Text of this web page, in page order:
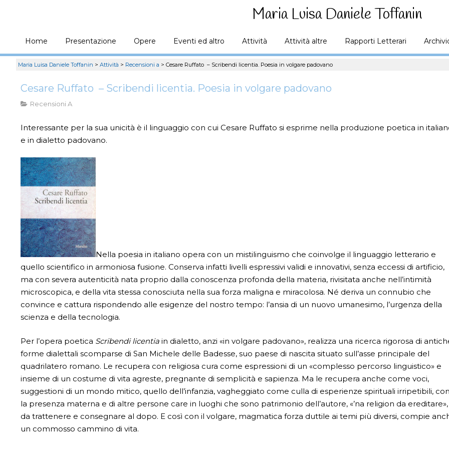
Maria Luisa Daniele Toffanin
Home Presentazione Opere Eventi ed altro Attività Attività altre Rapporti Letterari
Maria Luisa Daniele Toffanin > Attività > Recensioni a > Cesare Ruffato – Scribendi licentia. Poesia in volgare padovano
Cesare Ruffato – Scribendi licentia. Poesia in volgare padovano
Recensioni A
Interessante per la sua unicità è il linguaggio con cui Cesare Ruffato si esprime nella produzione poetica in
e in dialetto padovano.
Nella poesia in italiano opera con un mistilinguismo che coinvolge il linguaggio letterario e
quello scientifico in armoniosa fusione. Conserva infatti livelli espressivi validi e innovativi, senza eccessi di artificio,
ma con severa autenticità nata proprio dalla conoscenza profonda della materia, rivisitata anche nell’intimità
microscopica, e della vita stessa conosciuta nella sua forza maligna e miracolosa. Né deriva un connubio che
convince e cattura rispondendo alle esigen­ze del nostro tempo: l’ansia di un nuovo umanesimo, l’urgenza della
scienza e della tecnologia.
Per l’opera poetica Scribendi licentia in dialetto, anzi «in volgare padovano», realizza una ricerca rigorosa di
forme dialettali scomparse di San Michele delle Badesse, suo paese di nascita situa­to sull’asse principale del
quadrilatero romano. Le recupera con religiosa cura come espressioni di un «complesso percorso linguistico» e
insieme di un costume di vita agreste, pregnante di semplicità e sapienza. Ma le recupera anche come voci,
suggestioni di un mondo mitico, quello dell’infanzia, vagheggiato come culla di esperienze spirituali irripetibili, con
la presenza materna e di altre persone care in luoghi che sono patrimonio dell’autore, «’na religion da ereditare»,
da trattenere e consegnare al dopo. E così con il volgare, mag­matica forza duttile ai temi più diversi, compie
un commosso cammino di vita.